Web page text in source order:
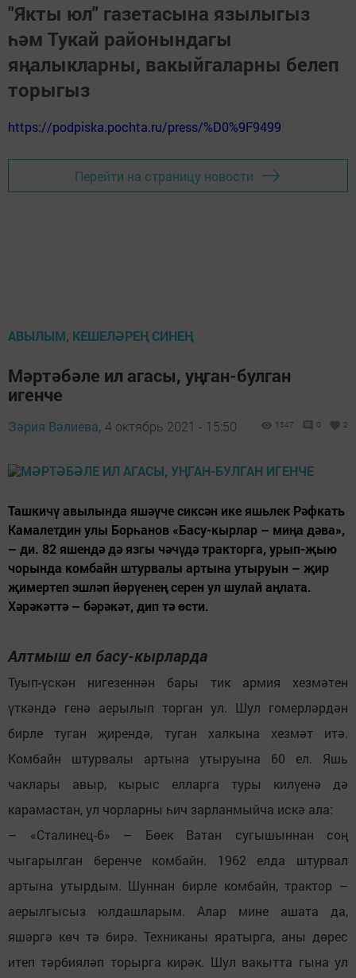
"Якты юл" газетасына язылыгыз
һәм Тукай районындагы
яңалыкларны, вакыйгаларны белеп
торыгыз
https://podpiska.pochta.ru/press/%D0%9F9499
Перейти на страницу новости
АВЫЛЫМ, КЕШЕЛӘРЕҢ СИНЕҢ
Мәртәбәле ил агасы, уңган-булган
игенче
Зәрия Вәлиева, 4 октябрь 2021 - 15:50 1547 0 2
Ташкичү авылында яшәүче сиксән ике яшьлек Рәфкать
Камалетдин улы Борһанов «Басу-кырлар – миңа дәва»,
– ди. 82 яшендә дә язгы чәчүдә тракторга, урып-җыю
чорында комбайн штурвалы артына утыруын – җир
җимертеп эшләп йөрүенең серен ул шулай аңлата.
Хәрәкәттә – бәрәкәт, дип тә өсти.
Алтмыш ел басу-кырларда
Туып-үскән нигезеннән бары тик армия хезмәтен
үткәндә генә аерылып торган ул. Шул гомерләрдән
бирле туган җирендә, туган халкына хезмәт итә.
Комбайн штурвалы артына утыруына 60 ел. Яшь
чаклары авыр, кырыс елларга туры килүенә дә
карамастан, ул чорларны һич зарланмыйча искә ала:
– «Сталинец-6» – Бөек Ватан сугышыннан соң
чыгарылган беренче комбайн. 1962 елда штурвал
артына утырдым. Шуннан бирле комбайн, трактор –
аерылгысыз юлдашларым. Алар мине ашата да,
яшәргә көч тә бирә. Техниканы яратырга, аны дөрес
итеп тәрбияләп торырга кирәк. Шул вакытта гына ул